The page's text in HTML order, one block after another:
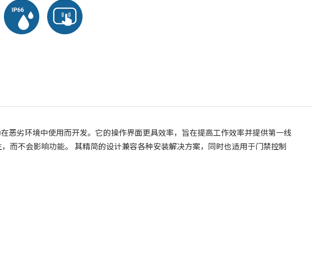
恶劣环境中使用而开发。它的操作界面更具效率，旨在提高工作效率并提供第一线
而不会影响功能。 其精简的设计兼容各种安装解决方案，同时也适用于门禁控制